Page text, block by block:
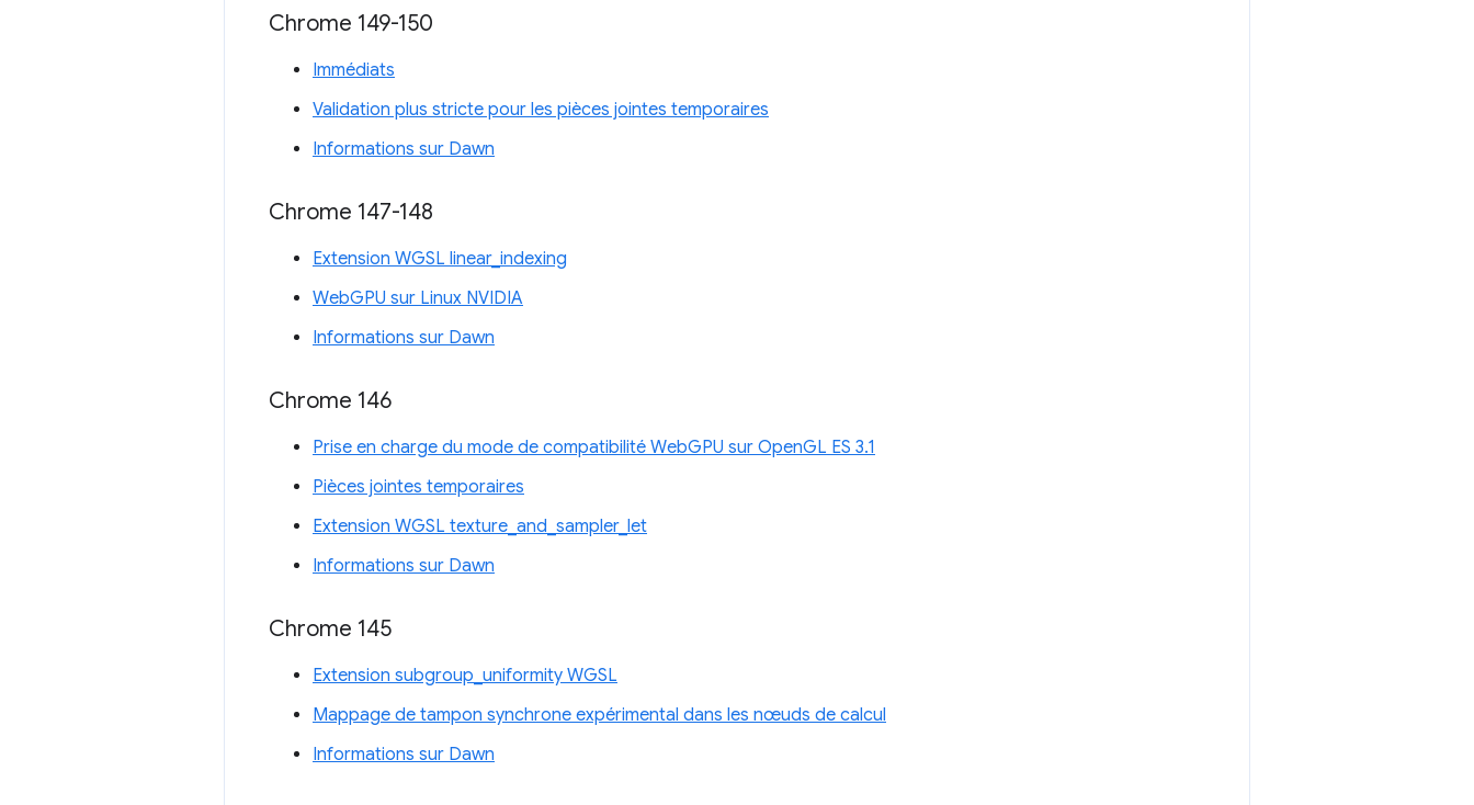
Chrome 149-150
Immédiats
Validation plus stricte pour les pièces jointes temporaires
Informations sur Dawn
Chrome 147-148
Extension WGSL linear_indexing
WebGPU sur Linux NVIDIA
Informations sur Dawn
Chrome 146
Prise en charge du mode de compatibilité WebGPU sur OpenGL ES 3.1
Pièces jointes temporaires
Extension WGSL texture_and_sampler_let
Informations sur Dawn
Chrome 145
Extension subgroup_uniformity WGSL
Mappage de tampon synchrone expérimental dans les nœuds de calcul
Informations sur Dawn